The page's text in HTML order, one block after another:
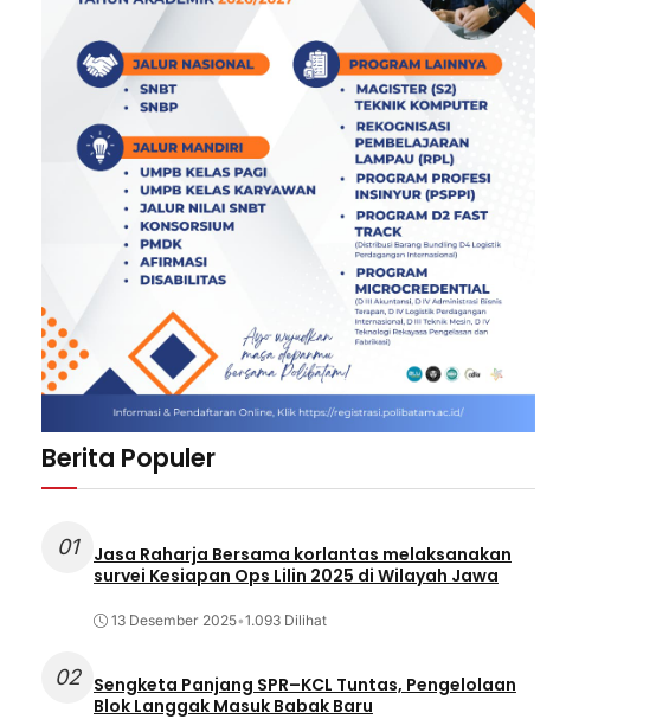
Berita Populer
01
Jasa Raharja Bersama korlantas melaksanakan
survei Kesiapan Ops Lilin 2025 di Wilayah Jawa
13 Desember 2025•1.093 Dilihat
02
Sengketa Panjang SPR–KCL Tuntas, Pengelolaan
Blok Langgak Masuk Babak Baru